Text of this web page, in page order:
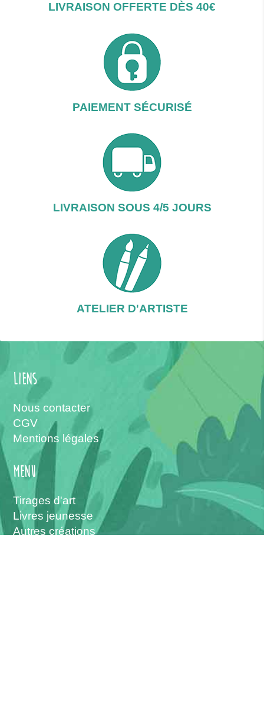
LIVRAISON OFFERTE DÈS 40€
PAIEMENT SÉCURISÉ
LIVRAISON SOUS 4/5 JOURS
ATELIER D'ARTISTE
Liens
Nous contacter
CGV
Mentions légales
menu
Tirages d'art
Livres jeunesse
Autres créations